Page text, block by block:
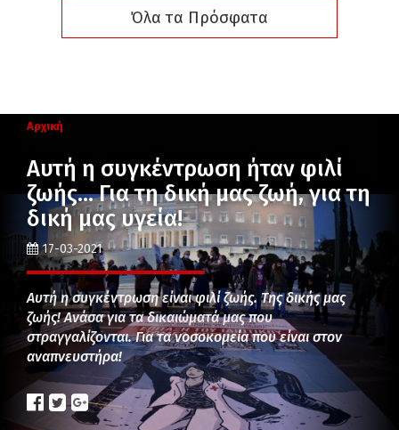
Όλα τα Πρόσφατα
Αρχική
Αυτή η συγκέντρωση ήταν φιλί
ζωής… Για τη δική μας ζωή, για τη
δική μας υγεία!
17-03-2021
Αυτή η συγκέντρωση είναι φιλί ζωής. Της δικής μας
ζωής! Ανάσα για τα δικαιώματά μας που
στραγγαλίζονται. Για τα νοσοκομεία που είναι στον
αναπνευστήρα!